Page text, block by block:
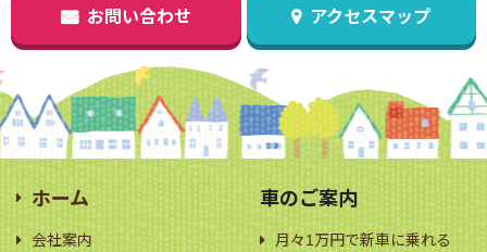
お問い合わせ アクセスマップ
ホーム
会社案内
車のご案内
月々1万円で新車に乗れる